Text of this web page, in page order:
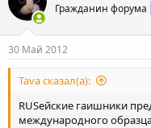
Гражданин форума
30 Май 2012
Tava сказал(а):
RUSейские гаишники
международного